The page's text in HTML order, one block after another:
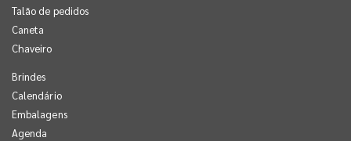
Talão de pedidos
Caneta
Chaveiro
Brindes
Calendário
Embalagens
Agenda